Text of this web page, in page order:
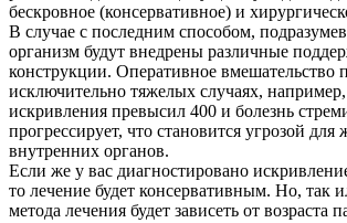
бескровное (консервативное) и
В случае с последним способом,
организм будут внедрены различные
конструкции. Оперативное вмешательство
исключительно тяжелых случаях, например,
искривления превысил 400 и болезнь
прогрессирует, что становится угрозой для
внутренних органов.
Если же у вас диагностировано
то лечение будет консервативным. Но, так
метода лечения будет зависеть от возраста